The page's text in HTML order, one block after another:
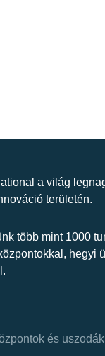
a világ
területén.
több mint 1000
hegyi
és